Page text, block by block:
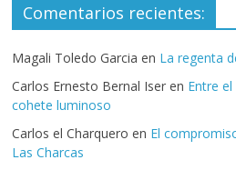
Comentarios recientes:
Magali Toledo Garcia en La regenta
Carlos Ernesto Bernal Iser en Entre
cohete luminoso
Carlos el Charquero en El
Las Charcas